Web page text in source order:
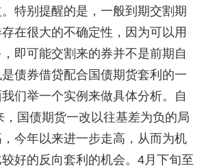
特别提醒的是，一般到期交割期
在很大的不确定性，因为可以用
即可能交割来的券并不是前期自
债券借贷配合国债期货套利的一
们举一个实例来做具体分析。自
，国债期货一改以往基差为负的局
今年以来进一步走高，从而为机
好的反向套利的机会。4月下旬至